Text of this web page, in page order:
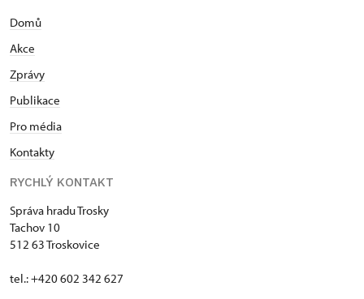
Domů
Akce
Zprávy
Publikace
Pro média
Kontakty
RYCHLÝ KONTAKT
Správa hradu Trosky
Tachov 10
512 63 Troskovice
tel.: +420 602 342 627